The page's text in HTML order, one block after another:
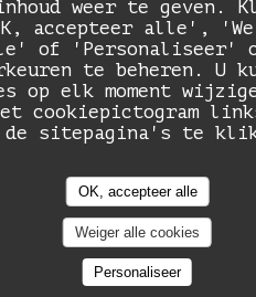
weer te geven.
accepteer alle',
of 'Personaliseer'
te beheren. U
op elk moment
cookiepictogram
de sitepagina's te
OK, accepteer alle
Weiger alle cookies
Personaliseer
60860 Saint-Omer-en-
venster))